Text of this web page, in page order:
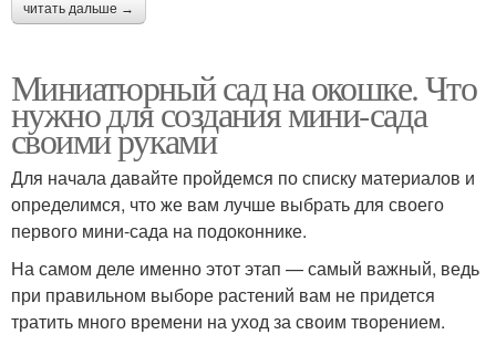
читать дальше →
Миниатюрный сад на окошке. Что
нужно для создания мини-сада
своими руками
Для начала давайте пройдемся по списку материалов и
определимся, что же вам лучше выбрать для своего
первого мини-сада на подоконнике.
На самом деле именно этот этап — самый важный, ведь
при правильном выборе растений вам не придется
тратить много времени на уход за своим творением.